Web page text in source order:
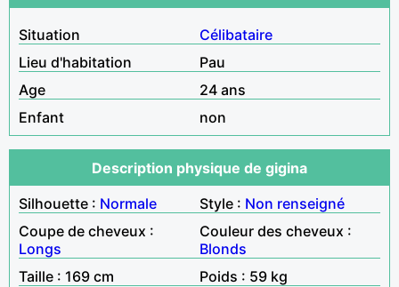
Situation
Célibataire
Lieu d'habitation
Pau
Age
24 ans
Enfant
non
Description physique de gigina
Silhouette : Normale Style : Non renseigné
Coupe de cheveux :
Longs
Couleur des cheveux :
Blonds
Taille : 169 cm
Poids : 59 kg